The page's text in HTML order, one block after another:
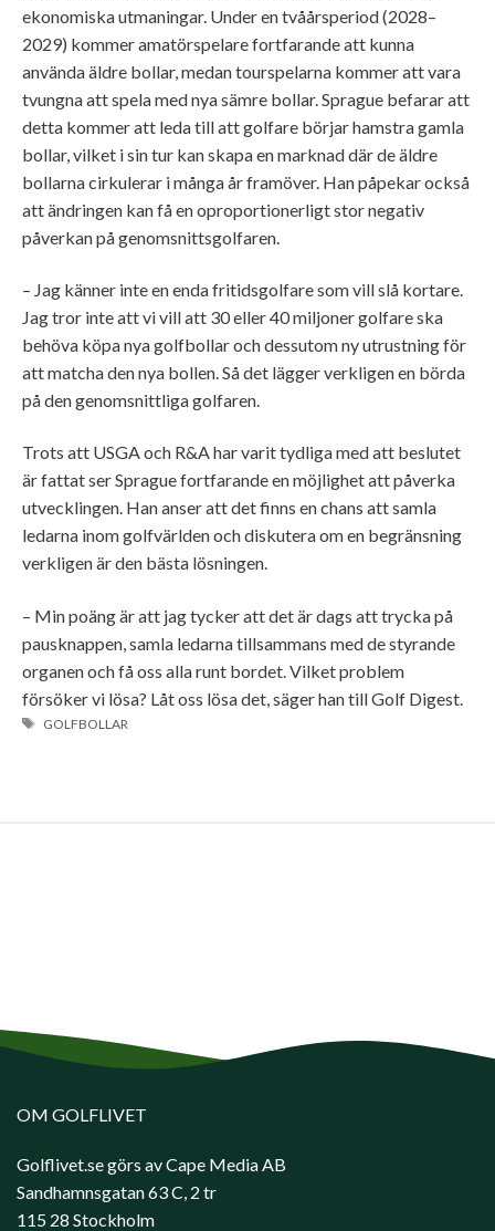
ekonomiska utmaningar. Under en tvåårsperiod (2028–
2029) kommer amatörspelare fortfarande att kunna
använda äldre bollar, medan tourspelarna kommer att vara
tvungna att spela med nya sämre bollar. Sprague befarar att
detta kommer att leda till att golfare börjar hamstra gamla
bollar, vilket i sin tur kan skapa en marknad där de äldre
bollarna cirkulerar i många år framöver. Han påpekar också
att ändringen kan få en oproportionerligt stor negativ
påverkan på genomsnittsgolfaren.
– Jag känner inte en enda fritidsgolfare som vill slå kortare.
Jag tror inte att vi vill att 30 eller 40 miljoner golfare ska
behöva köpa nya golfbollar och dessutom ny utrustning för
att matcha den nya bollen. Så det lägger verkligen en börda
på den genomsnittliga golfaren.
Trots att USGA och R&A har varit tydliga med att beslutet
är fattat ser Sprague fortfarande en möjlighet att påverka
utvecklingen. Han anser att det finns en chans att samla
ledarna inom golfvärlden och diskutera om en begränsning
verkligen är den bästa lösningen.
– Min poäng är att jag tycker att det är dags att trycka på
pausknappen, samla ledarna tillsammans med de styrande
organen och få oss alla runt bordet. Vilket problem
försöker vi lösa? Låt oss lösa det, säger han till Golf Digest.
ETIKETTER
GOLFBOLLAR
OM GOLFLIVET
Golflivet.se görs av Cape Media AB
Sandhamnsgatan 63 C, 2 tr
115 28 Stockholm